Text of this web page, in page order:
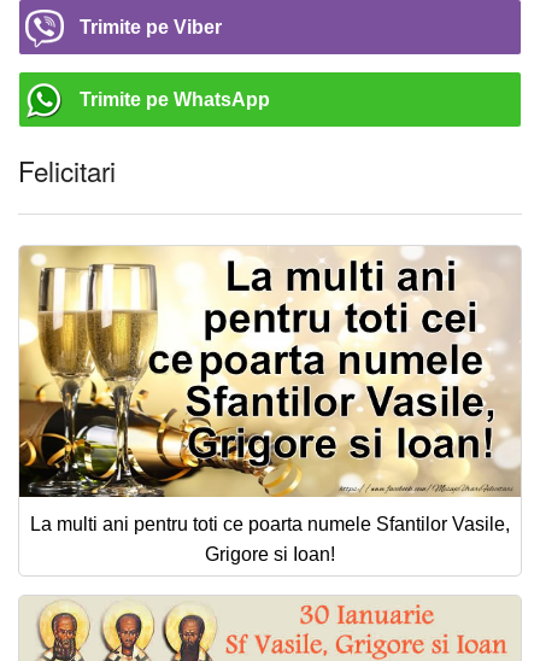
Trimite pe Viber
Trimite pe WhatsApp
Felicitari
La multi ani pentru toti ce poarta numele Sfantilor Vasile,
Grigore si Ioan!